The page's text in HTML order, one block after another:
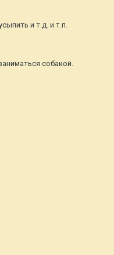
и т.д. и т.п.
собакой.